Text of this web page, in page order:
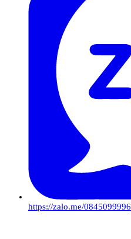
https://zalo.me/0845099996